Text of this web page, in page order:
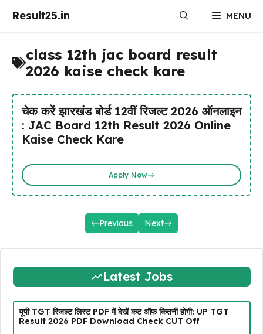
Result25.in MENU
class 12th jac board result
2026 kaise check kare
चेक करें झारखंड बोर्ड 12वीं रिजल्ट 2026 ऑनलाइन
: JAC Board 12th Result 2026 Online
Kaise Check Kare
Apply Now
Previous Next
Latest Jobs
यूपी TGT रिजल्ट लिस्ट PDF में देखें कट ऑफ कितनी होगी: UP TGT
Result 2026 PDF Download Check CUT Off